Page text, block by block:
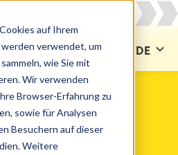
auf Ihrem
verwendet, um
wie Sie mit
Wir verwenden
Browser-Erfahrung zu
sowie für Analysen
Besuchern auf dieser
Weitere
KONTAKT DE
SAFe® (PO/PM)